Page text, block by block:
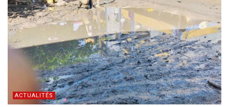
ACTUALITÉS